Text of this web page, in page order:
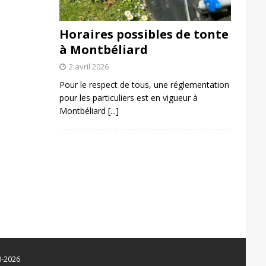
Horaires possibles de tonte
à Montbéliard
2 avril 2026
Pour le respect de tous, une réglementation
pour les particuliers est en vigueur à
Montbéliard [...]
2026